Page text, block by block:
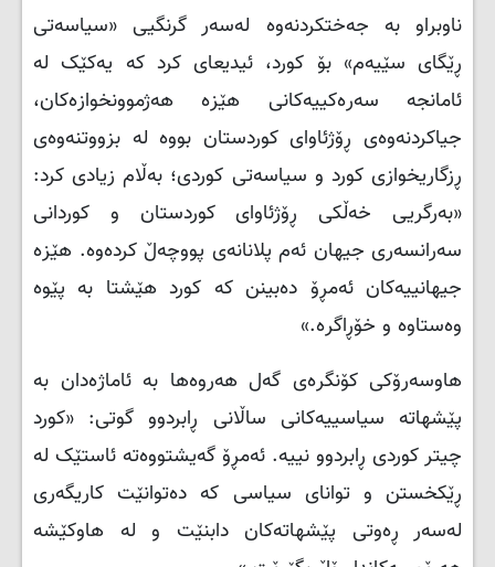
ناوبراو بە جەختکردنەوە لەسەر گرنگیی «سیاسەتی
ڕێگای سێیەم» بۆ کورد، ئیدیعای کرد کە یەکێک لە
ئامانجە سەرەکییەکانی هێزە هەژموونخوازەکان،
جیاکردنەوەی ڕۆژئاوای کوردستان بووە لە بزووتنەوەی
ڕزگاریخوازی کورد و سیاسەتی کوردی؛ بەڵام زیادی کرد:
«بەرگریی خەڵکی ڕۆژئاوای کوردستان و کوردانی
سەرانسەری جیهان ئەم پلانانەی پووچەڵ کردەوە. هێزە
جیهانییەکان ئەمڕۆ دەبینن کە کورد هێشتا بە پێوە
وەستاوە و خۆڕاگرە.»
هاوسەرۆکی کۆنگرەی گەل هەروەها بە ئاماژەدان بە
پێشهاتە سیاسییەکانی ساڵانی ڕابردوو گوتی: «کورد
چیتر کوردی ڕابردوو نییە. ئەمڕۆ گەیشتووەتە ئاستێک لە
ڕێکخستن و توانای سیاسی کە دەتوانێت کاریگەری
لەسەر ڕەوتی پێشهاتەکان دابنێت و لە هاوکێشە